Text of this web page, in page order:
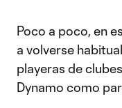
Poco a poco, en
a volverse
playeras de
Dynamo como